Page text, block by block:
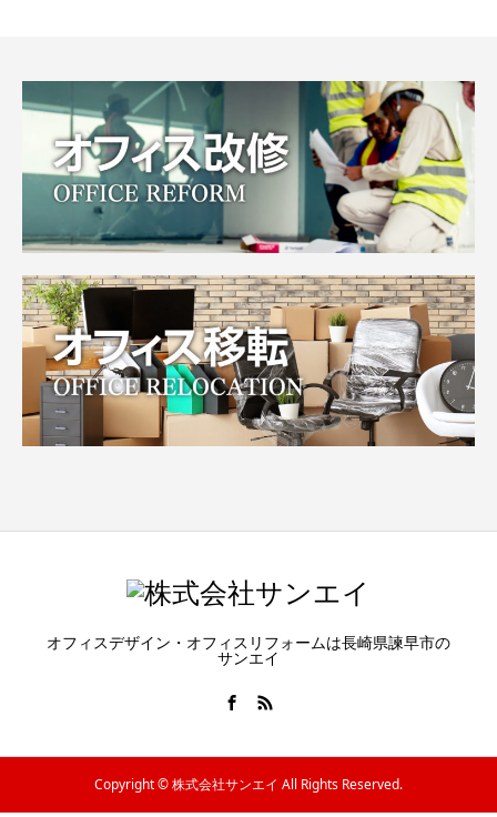
オフィスデザイン・オフィスリフォームは長崎県諫早市の
サンエイ
Copyright © 株式会社サンエイ All Rights Reserved.